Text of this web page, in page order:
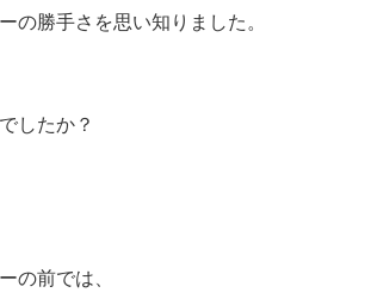
の勝手さを思い知りました。
したか？
の前では、